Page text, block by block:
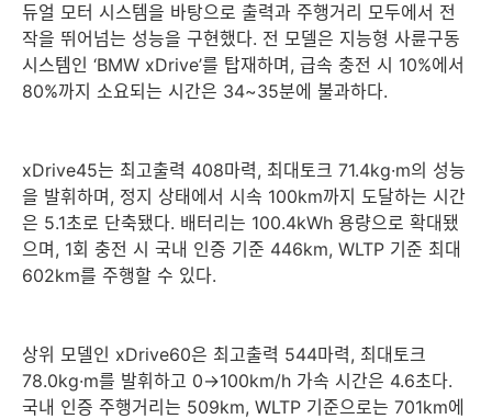
듀얼 모터 시스템을 바탕으로 출력과 주행거리 모두에서 전
작을 뛰어넘는 성능을 구현했다. 전 모델은 지능형 사륜구동
시스템인 ‘BMW xDrive’를 탑재하며, 급속 충전 시 10%에서
80%까지 소요되는 시간은 34~35분에 불과하다.
xDrive45는 최고출력 408마력, 최대토크 71.4kg·m의 성능
을 발휘하며, 정지 상태에서 시속 100km까지 도달하는 시간
은 5.1초로 단축됐다. 배터리는 100.4kWh 용량으로 확대됐
으며, 1회 충전 시 국내 인증 기준 446km, WLTP 기준 최대
602km를 주행할 수 있다.
상위 모델인 xDrive60은 최고출력 544마력, 최대토크
78.0kg·m를 발휘하고 0→100km/h 가속 시간은 4.6초다.
국내 인증 주행거리는 509km, WLTP 기준으로는 701km에